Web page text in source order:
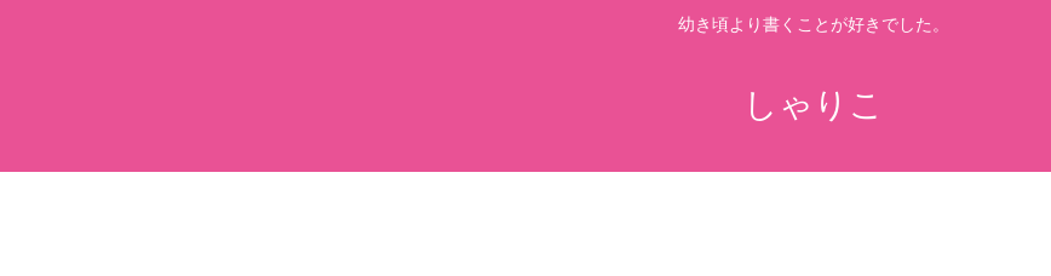
幼き頃より書くことが好きでした。
しゃりこ